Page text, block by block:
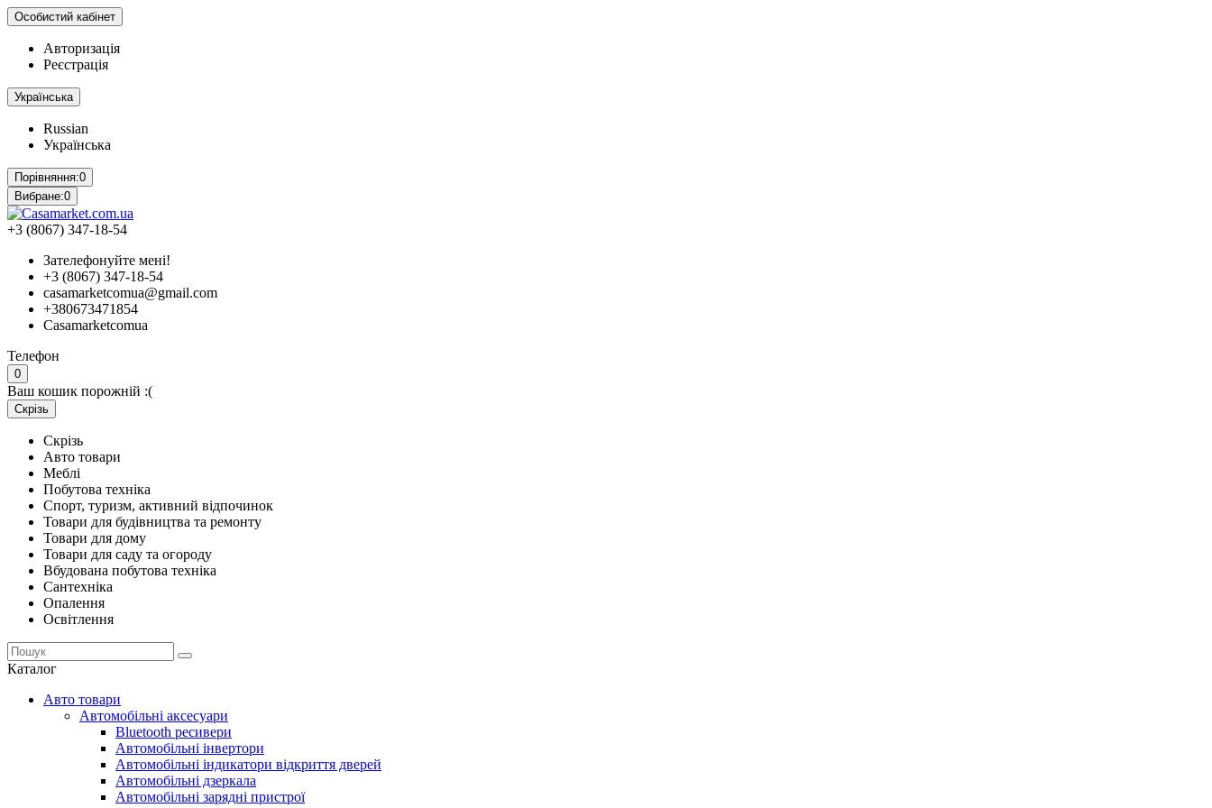
Особистий кабінет
Авторизація
Реєстрація
Українська
Russian
Українська
Порівняння:0
Вибране:0
+3 (8067) 347-18-54
Зателефонуйте мені!
+3 (8067) 347-18-54
casamarketcomua@gmail.com
+380673471854
Casamarketcomua
Телефон
0
Ваш кошик порожній :(
Скрізь
Скрізь
Авто товари
Меблі
Побутова техніка
Спорт, туризм, активний відпочинок
Товари для будівництва та ремонту
Товари для дому
Товари для саду та огороду
Вбудована побутова техніка
Сантехніка
Опалення
Освітлення
Каталог
Авто товари
Автомобільні аксесуари
Bluetooth ресивери
Автомобільні інвертори
Автомобільні індикатори відкриття дверей
Автомобільні дзеркала
Автомобільні зарядні пристрої